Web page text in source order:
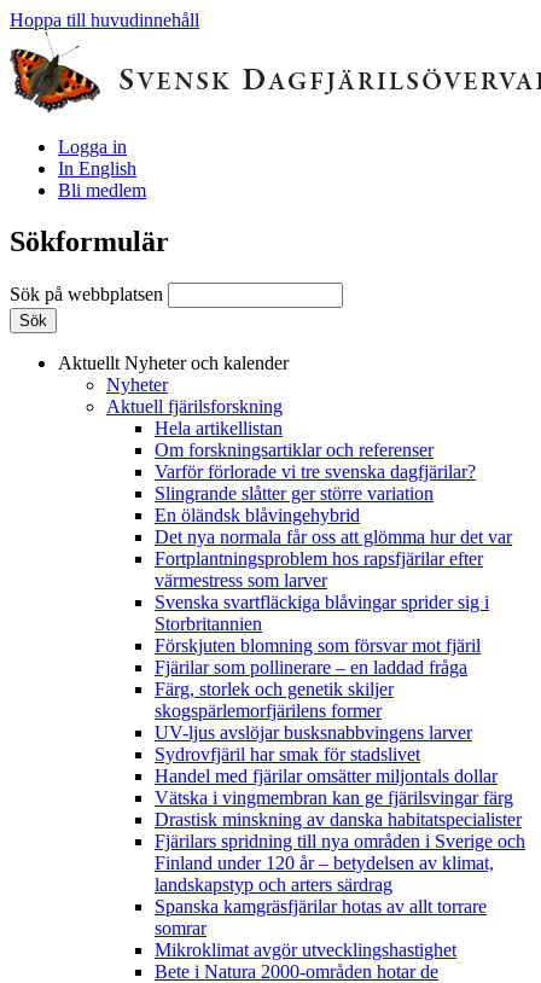
Hoppa till huvudinnehåll
Logga in
In English
Bli medlem
Sökformulär
Sök på webbplatsen
Aktuellt Nyheter och kalender
Nyheter
Aktuell fjärilsforskning
Hela artikellistan
Om forskningsartiklar och referenser
Varför förlorade vi tre svenska dagfjärilar?
Slingrande slåtter ger större variation
En öländsk blåvingehybrid
Det nya normala får oss att glömma hur det var
Fortplantningsproblem hos rapsfjärilar efter
värmestress som larver
Svenska svartfläckiga blåvingar sprider sig i
Storbritannien
Förskjuten blomning som försvar mot fjäril
Fjärilar som pollinerare – en laddad fråga
Färg, storlek och genetik skiljer
skogspärlemorfjärilens former
UV-ljus avslöjar busksnabbvingens larver
Sydrovfjäril har smak för stadslivet
Handel med fjärilar omsätter miljontals dollar
Vätska i vingmembran kan ge fjärilsvingar färg
Drastisk minskning av danska habitatspecialister
Fjärilars spridning till nya områden i Sverige och
Finland under 120 år– betydelsen av klimat,
landskapstyp och arters särdrag
Spanska kamgräsfjärilar hotas av allt torrare
somrar
Mikroklimat avgör utvecklingshastighet
Bete i Natura 2000-områden hotar de